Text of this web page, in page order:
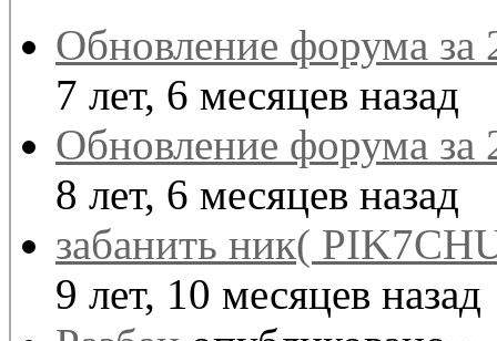
Обновление форума за
7 лет, 6 месяцев назад
Обновление форума за
8 лет, 6 месяцев назад
забанить ник(
9 лет, 10 месяцев назад